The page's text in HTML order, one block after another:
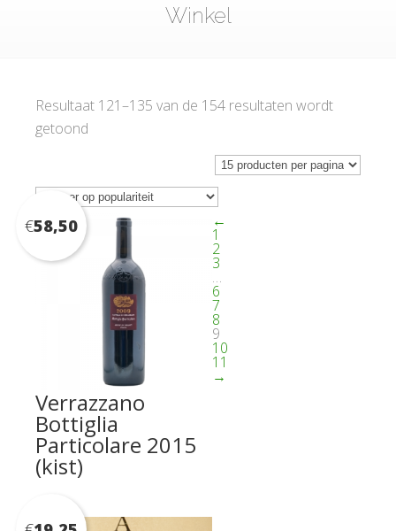
Winkel
Resultaat 121–135 van de 154 resultaten wordt
getoond
Verrazzano
Bottiglia
Particolare 2015
(kist)
€58,50 ←
1
2
3
…
6
7
8
9
10
11
→